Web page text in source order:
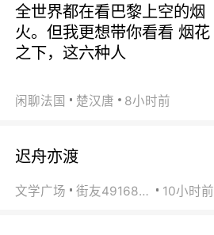
全世界都在看巴黎上空的烟
火。但我更想带你看看 烟花
之下，这六种人
闲聊法国 楚汉唐 8小时前
迟舟亦渡
文学广场 街友49168527 10小时前